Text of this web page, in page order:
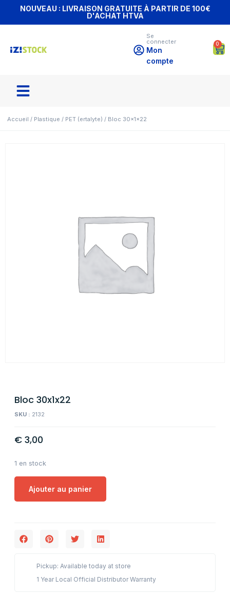
NOUVEAU : LIVRAISON GRATUITE À PARTIR DE 100€
D'ACHAT HTVA
Se
connecter
Mon
compte
0
Accueil / Plastique / PET (ertalyte) / Bloc 30x1x22
Bloc 30x1x22
SKU : 2132
€ 3,00
1 en stock
Ajouter au panier
Pickup: Available today at store
1 Year Local Official Distributor Warranty